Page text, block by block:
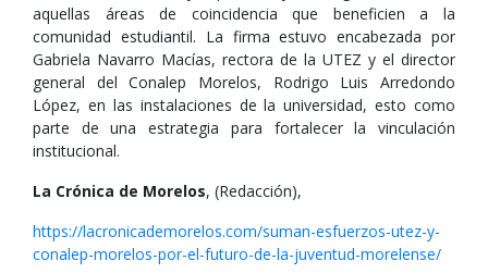
aquellas áreas de coincidencia que beneficien a la
comunidad estudiantil. La firma estuvo encabezada por
Gabriela Navarro Macías, rectora de la UTEZ y el director
general del Conalep Morelos, Rodrigo Luis Arredondo
López, en las instalaciones de la universidad, esto como
parte de una estrategia para fortalecer la vinculación
institucional.
La Crónica de Morelos, (Redacción),
https://lacronicademorelos.com/suman-esfuerzos-utez-y-
conalep-morelos-por-el-futuro-de-la-juventud-morelense/